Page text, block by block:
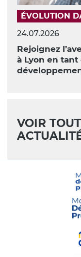
ÉVOLUTION
24.07.2026
Rejoignez
à Lyon en
VOIR